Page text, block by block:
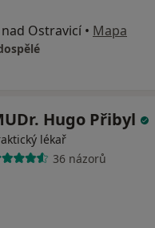
Ostravicí • Mapa
Hugo Přibyl
lékař
36 názorů